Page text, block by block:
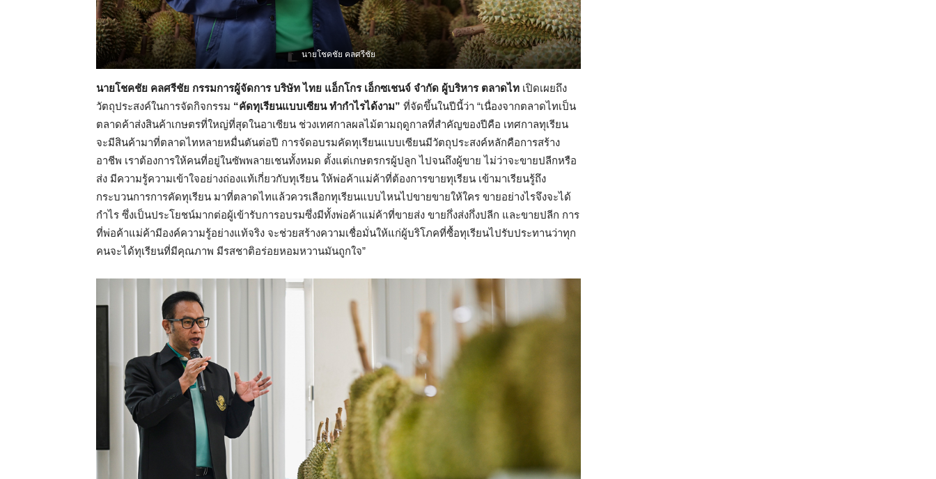
นายโชคชัย คลศรีชัย
นายโชคชัย คลศรีชัย กรรมการผู้จัดการ บริษัท ไทย แอ็กโกร เอ็กซเชนจ์ จำกัด ผู้บริหาร ตลาดไท เปิดเผยถึง
วัตถุประสงค์ในการจัดกิจกรรม “คัดทุเรียนแบบเซียน ทำกำไรได้งาม” ที่จัดขึ้นในปีนี้ว่า “เนื่องจากตลาดไทเป็น
ตลาดค้าส่งสินค้าเกษตรที่ใหญ่ที่สุดในอาเซียน ช่วงเทศกาลผลไม้ตามฤดูกาลที่สำคัญของปีคือ เทศกาลทุเรียน
จะมีสินค้ามาที่ตลาดไทหลายหมื่นตันต่อปี การจัดอบรมคัดทุเรียนแบบเซียนมีวัตถุประสงค์หลักคือการสร้าง
อาชีพ เราต้องการให้คนที่อยู่ในซัพพลายเชนทั้งหมด ตั้งแต่เกษตรกรผู้ปลูก ไปจนถึงผู้ขาย ไม่ว่าจะขายปลีกหรือ
ส่ง มีความรู้ความเข้าใจอย่างถ่องแท้เกี่ยวกับทุเรียน ให้พ่อค้าแม่ค้าที่ต้องการขายทุเรียน เข้ามาเรียนรู้ถึง
กระบวนการการคัดทุเรียน มาที่ตลาดไทแล้วควรเลือกทุเรียนแบบไหนไปขายขายให้ใคร ขายอย่างไรจึงจะได้
กำไร ซึ่งเป็นประโยชน์มากต่อผู้เข้ารับการอบรมซึ่งมีทั้งพ่อค้าแม่ค้าที่ขายส่ง ขายกึ่งส่งกึ่งปลีก และขายปลีก การ
ที่พ่อค้าแม่ค้ามีองค์ความรู้อย่างแท้จริง จะช่วยสร้างความเชื่อมั่นให้แก่ผู้บริโภคที่ซื้อทุเรียนไปรับประทานว่าทุก
คนจะได้ทุเรียนที่มีคุณภาพ มีรสชาติอร่อยหอมหวานมันถูกใจ”